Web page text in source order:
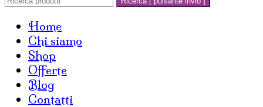
Home
Chi siamo
Shop
Offerte
Blog
Contatti